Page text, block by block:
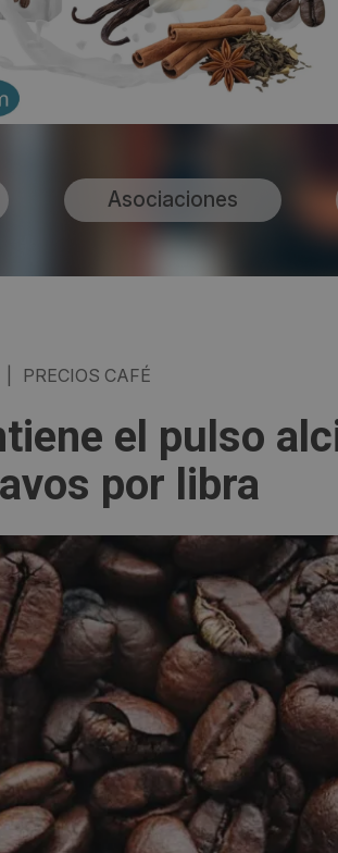
Asociaciones
PRECIOS CAFÉ
el pulso
por libra